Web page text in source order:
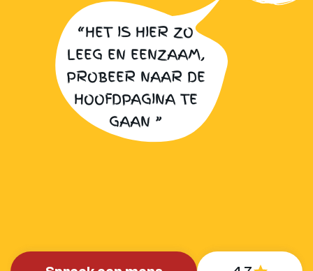
“HET IS HIER ZO
LEEG EN EENZAAM,
PROBEER NAAR DE
HOOFDPAGINA TE
GAAN ”